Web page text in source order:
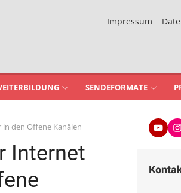
Impressum
SENDEFORMATE
den Offene Kanälen
Internet